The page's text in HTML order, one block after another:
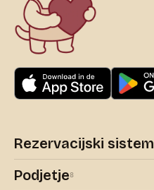
Rezervacijski sistem
Podjetje8